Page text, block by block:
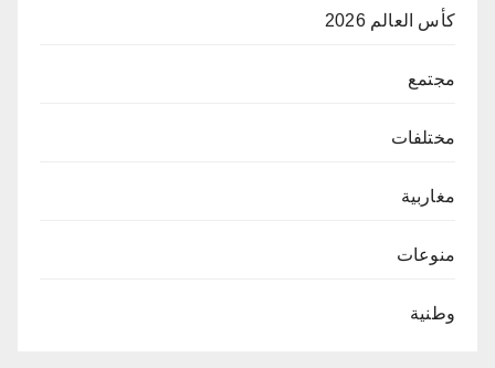
كأس العالم 2026
مجتمع
مختلفات
مغاربية
منوعات
وطنية